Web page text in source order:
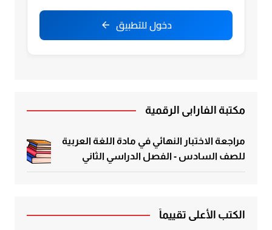
دخول للتطبيق
مكتبة الفارابي الرقمية
مراجعة الاختبار النهائي في مادة اللغة العربية
للصف السادس - الفصل الدراسي الثاني
الكتب الأعلى تقييماً